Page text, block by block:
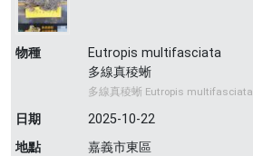
物種
Eutropis multifasciata
多線真稜蜥
多線真稜蜥 Eutropis multifasciata
日期
2025-10-22
地點
嘉義市東區